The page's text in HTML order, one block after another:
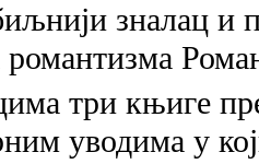
зналац и
романтизма
три књиге
уводима у